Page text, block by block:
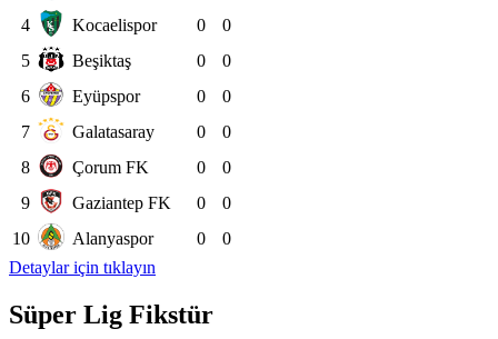
4
Kocaelispor 0
0
5
Beşiktaş 0
0
6
Eyüpspor 0
0
7
Galatasaray 0
0
8
Çorum FK 0
0
9
Gaziantep FK 0
0
10
Alanyaspor 0
0
Detaylar için tıklayın
Süper Lig Fikstür